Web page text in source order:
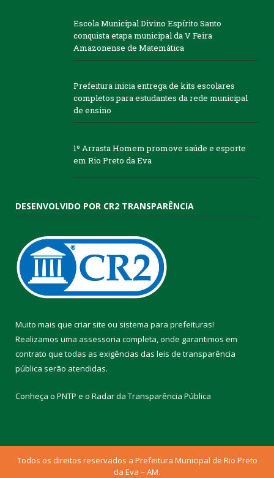
Escola Municipal Divino Espírito Santo
conquista etapa municipal da V Feira
Amazonense de Matemática
Prefeitura inicia entrega de kits escolares
completos para estudantes da rede municipal
de ensino
1º Arrasta Homem promove saúde e esporte
em Rio Preto da Eva
DESENVOLVIDO POR CR2 TRANSPARÊNCIA
Muito mais que criar site ou sistema para prefeituras!
Realizamos uma assessoria completa, onde garantimos em
contrato que todas as exigências das leis de transparência
pública serão atendidas.
Conheça o PNTP e o Radar da Transparência Pública
Todos os direitos reservados a Prefeitura Municipal de Rio Preto
da Eva – AM.